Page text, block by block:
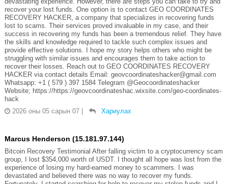
recover your lost funds. One option is to contact GEO COORDINATES
RECOVERY HACKER, a company that specializes in recovering funds
lost to scams. Their services proved invaluable in my case, and their
success in recovering my funds has been a tremendous relief. They have
the skills and knowledge required to tackle such complex issues and
provide effective solutions. I hope my story helps others who might be
struggling with similar issues and encourages them to take action to
recover their losses. Reach out to GEO COORDINATES RECOVERY
HACKER via contact details Email: geovcoordinateshacker@gmail.com
Whatsapp: +1 ( 579 ) 397 1584 Telegram @Geocoordinateshacker
Website; https://https://geovcoordinateshac.wixsite.com/geo-coordinates-
hack
2026 оны 05 сарын 07
Хариулах
Marcus Henderson (15.181.97.144)
Bitcoin Recovery Testimonial After falling victim to a cryptocurrency scam
group, I lost $354,000 worth of USDT. I thought all hope was lost from the
experience of losing my hard-earned money to scammers. I was
devastated and believed there was no way to recover my funds.